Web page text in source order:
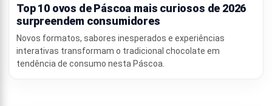
Top 10 ovos de Páscoa mais curiosos de 2026
surpreendem consumidores
Novos formatos, sabores inesperados e experiências
interativas transformam o tradicional chocolate em
tendência de consumo nesta Páscoa.